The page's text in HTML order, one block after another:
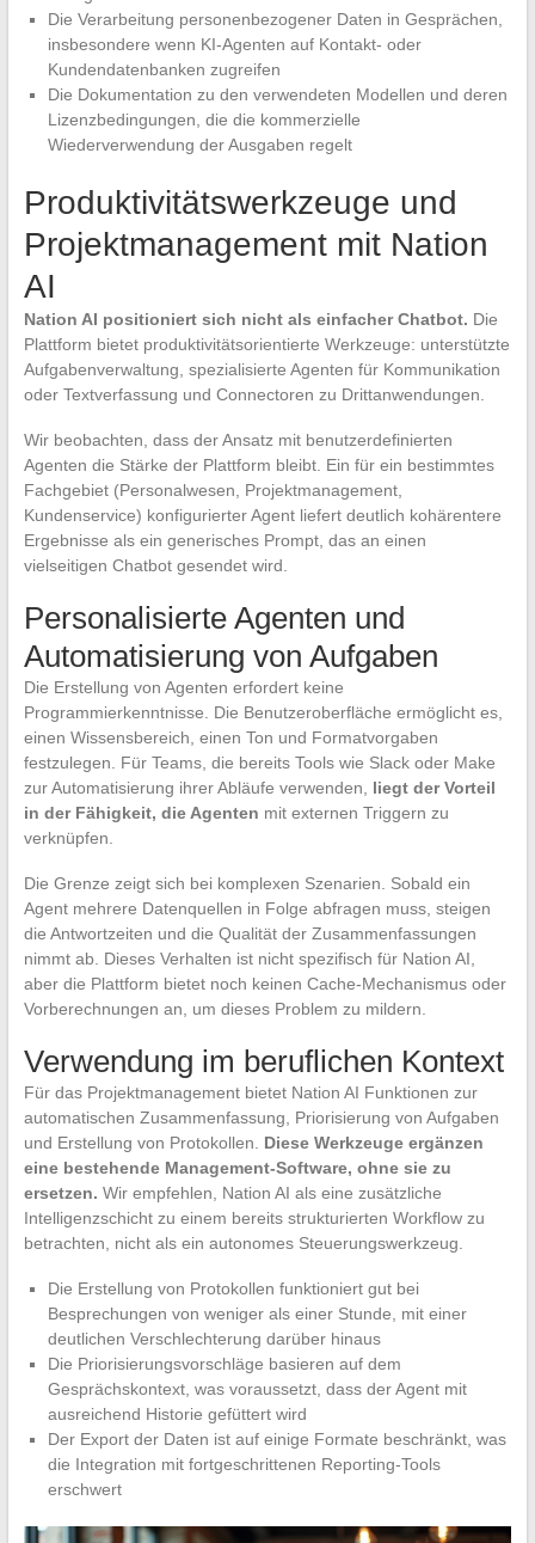
Die Verarbeitung personenbezogener Daten in Gesprächen,
insbesondere wenn KI-Agenten auf Kontakt- oder
Kundendatenbanken zugreifen
Die Dokumentation zu den verwendeten Modellen und deren
Lizenzbedingungen, die die kommerzielle
Wiederverwendung der Ausgaben regelt
Produktivitätswerkzeuge und
Projektmanagement mit Nation
AI
Nation AI positioniert sich nicht als einfacher Chatbot. Die
Plattform bietet produktivitätsorientierte Werkzeuge: unterstützte
Aufgabenverwaltung, spezialisierte Agenten für Kommunikation
oder Textverfassung und Connectoren zu Drittanwendungen.
Wir beobachten, dass der Ansatz mit benutzerdefinierten
Agenten die Stärke der Plattform bleibt. Ein für ein bestimmtes
Fachgebiet (Personalwesen, Projektmanagement,
Kundenservice) konfigurierter Agent liefert deutlich kohärentere
Ergebnisse als ein generisches Prompt, das an einen
vielseitigen Chatbot gesendet wird.
Personalisierte Agenten und
Automatisierung von Aufgaben
Die Erstellung von Agenten erfordert keine
Programmierkenntnisse. Die Benutzeroberfläche ermöglicht es,
einen Wissensbereich, einen Ton und Formatvorgaben
festzulegen. Für Teams, die bereits Tools wie Slack oder Make
zur Automatisierung ihrer Abläufe verwenden, liegt der Vorteil
in der Fähigkeit, die Agenten mit externen Triggern zu
verknüpfen.
Die Grenze zeigt sich bei komplexen Szenarien. Sobald ein
Agent mehrere Datenquellen in Folge abfragen muss, steigen
die Antwortzeiten und die Qualität der Zusammenfassungen
nimmt ab. Dieses Verhalten ist nicht spezifisch für Nation AI,
aber die Plattform bietet noch keinen Cache-Mechanismus oder
Vorberechnungen an, um dieses Problem zu mildern.
Verwendung im beruflichen Kontext
Für das Projektmanagement bietet Nation AI Funktionen zur
automatischen Zusammenfassung, Priorisierung von Aufgaben
und Erstellung von Protokollen. Diese Werkzeuge ergänzen
eine bestehende Management-Software, ohne sie zu
ersetzen. Wir empfehlen, Nation AI als eine zusätzliche
Intelligenzschicht zu einem bereits strukturierten Workflow zu
betrachten, nicht als ein autonomes Steuerungswerkzeug.
Die Erstellung von Protokollen funktioniert gut bei
Besprechungen von weniger als einer Stunde, mit einer
deutlichen Verschlechterung darüber hinaus
Die Priorisierungsvorschläge basieren auf dem
Gesprächskontext, was voraussetzt, dass der Agent mit
ausreichend Historie gefüttert wird
Der Export der Daten ist auf einige Formate beschränkt, was
die Integration mit fortgeschrittenen Reporting-Tools
erschwert